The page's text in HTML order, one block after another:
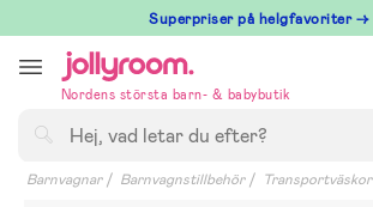
till
innehållet
Superpriser på helgfavoriter →
Nordens största barn- & babybutik
Barnvagnar Barnvagnstillbehör Transportväskor